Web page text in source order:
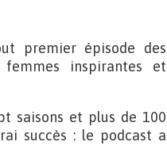
premier épisode des
inspirantes et
saisons et plus de 100
succès : le podcast a